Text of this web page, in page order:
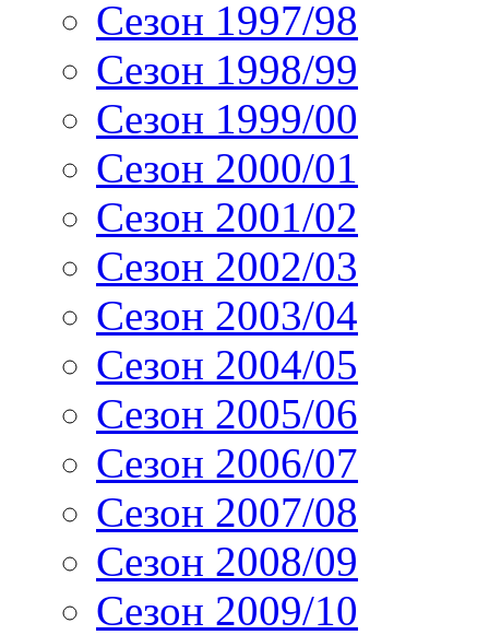
Сезон 1997/98
Сезон 1998/99
Сезон 1999/00
Сезон 2000/01
Сезон 2001/02
Сезон 2002/03
Сезон 2003/04
Сезон 2004/05
Сезон 2005/06
Сезон 2006/07
Сезон 2007/08
Сезон 2008/09
Сезон 2009/10